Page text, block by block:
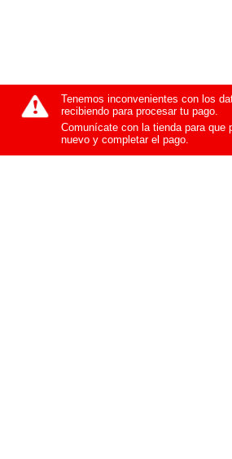
Tenemos inconvenientes con los
recibiendo para procesar tu pago.
Comunícate con la tienda para que
nuevo y completar el pago.